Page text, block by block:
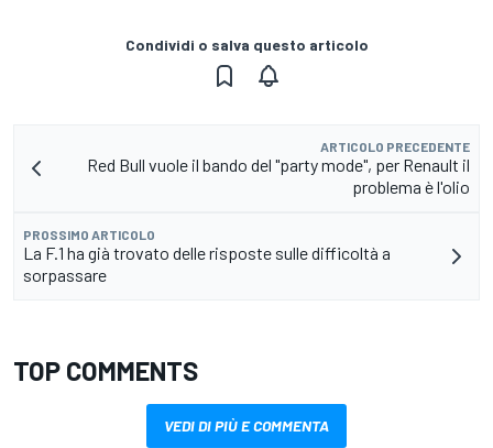
Condividi o salva questo articolo
ARTICOLO PRECEDENTE
Red Bull vuole il bando del "party mode", per Renault il
problema è l'olio
PROSSIMO ARTICOLO
La F.1 ha già trovato delle risposte sulle difficoltà a
sorpassare
TOP COMMENTS
VEDI DI PIÙ E COMMENTA